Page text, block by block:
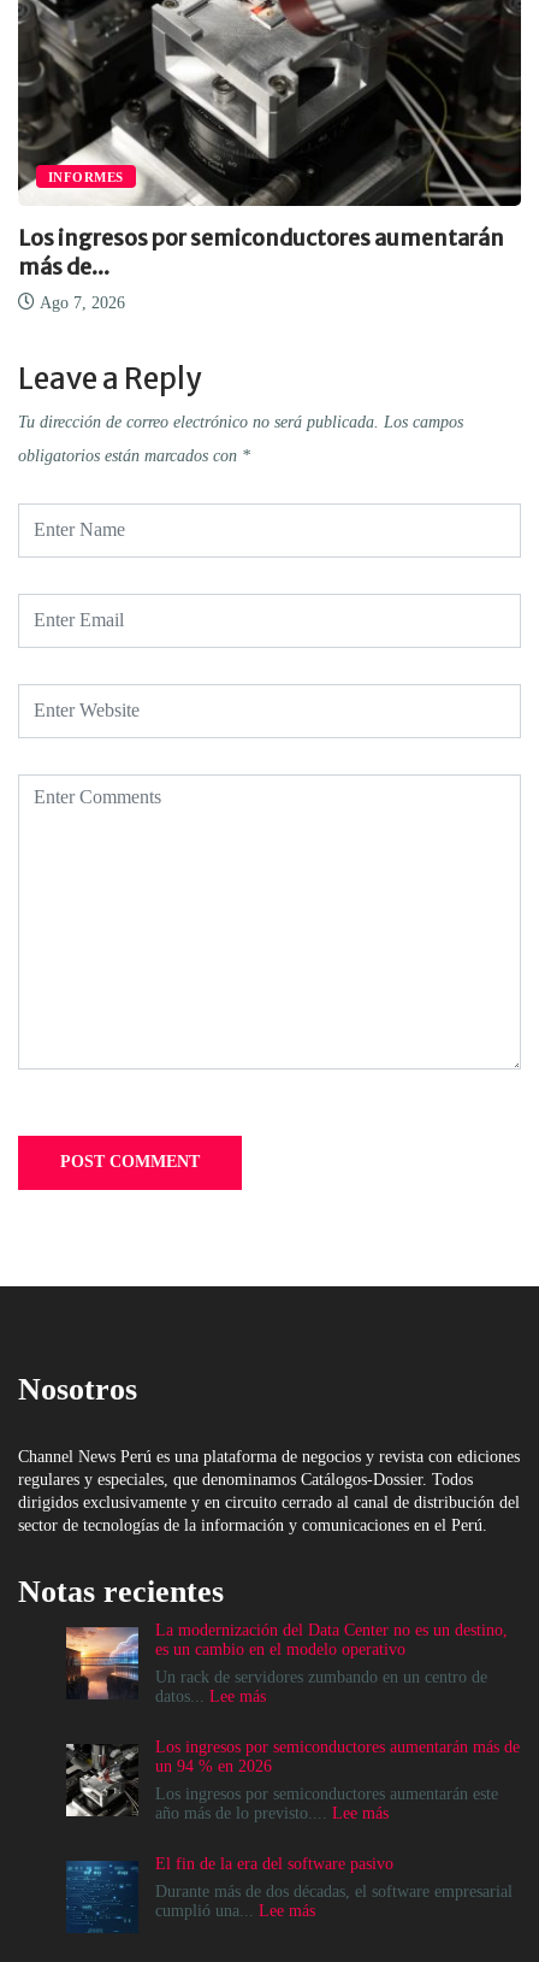
INFORMES
Los ingresos por semiconductores aumentarán
más de...
Ago 7, 2026
Leave a Reply
Tu dirección de correo electrónico no será publicada. Los campos
obligatorios están marcados con *
Nosotros
Channel News Perú es una plataforma de negocios y revista con ediciones
regulares y especiales, que denominamos Catálogos-Dossier. Todos
dirigidos exclusivamente y en circuito cerrado al canal de distribución del
sector de tecnologías de la información y comunicaciones en el Perú.
Notas recientes
La modernización del Data Center no es un destino,
es un cambio en el modelo operativo
Un rack de servidores zumbando en un centro de
datos... Lee más:
del
Data
Center
no
destino,
es
un
Los ingresos por semiconductores aumentarán más de
un 94 % en 2026
Los ingresos por semiconductores aumentarán este
año más de lo previsto.... Lee más:
por
semiconductores
El fin de la era del software pasivo
Durante más de dos décadas, el software empresarial
cumplió una... Lee más: